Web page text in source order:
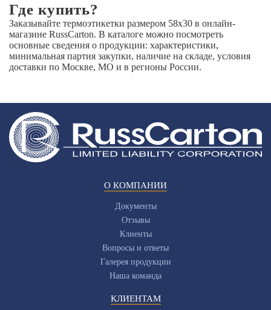
Где купить?
Заказывайте термоэтикетки размером 58х30 в онлайн-
магазине RussCarton. В каталоге можно посмотреть
основные сведения о продукции: характеристики,
минимальная партия закупки, наличие на складе, условия
доставки по Москве, МО и в регионы России.
О КОМПАНИИ
Документы
Отзывы
Клиенты
Вопросы и ответы
Галерея продукции
Наша команда
КЛИЕНТАМ